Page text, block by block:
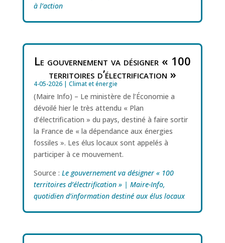
à l’action
Le gouvernement va désigner « 100
territoires d’électrification »
4-05-2026| Climat et énergie
(Maire Info) – Le ministère de l’Économie a
dévoilé hier le très attendu « Plan
d’électrification » du pays, destiné à faire sortir
la France de « la dépendance aux énergies
fossiles ». Les élus locaux sont appelés à
participer à ce mouvement.
Source : Le gouvernement va désigner « 100
territoires d’électrification » | Maire-Info,
quotidien d’information destiné aux élus locaux